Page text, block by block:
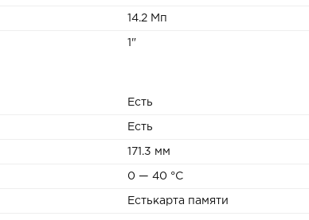
14.2 Мп
1"
Есть
Есть
171.3 мм
0 — 40 °C
Естькарта памяти